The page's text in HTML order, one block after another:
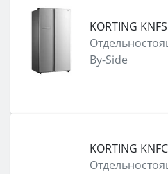
KORTING
By-Side
KORTING